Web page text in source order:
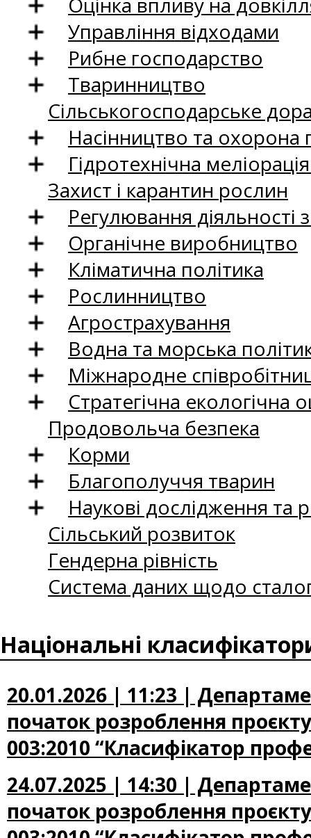
Управління відходами
Рибне господарство
Тваринництво
Сільськогосподарське
Насінництво та
Гідротехнічна
Захист і карантин рослин
Регулювання
Органічне виробництво
Кліматична політика
Рослинництво
Агрострахування
Водна та морська
Міжнародне
Стратегічна екологічна
Продовольча безпека
Корми
Благополуччя тварин
Наукові дослідження та
Сільський розвиток
Гендерна рівність
Система даних щодо
Національні
20.01.2026 | 11:23 |
початок розроблення
003:2010 “Класифікатор
24.07.2025 | 14:30 |
початок розроблення